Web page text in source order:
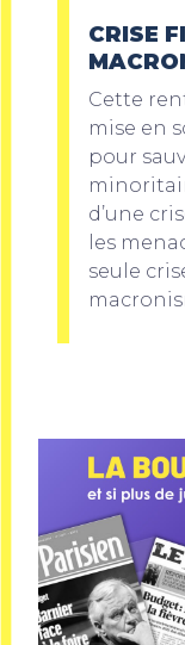
CRISE
Cette
mise en
pour
d’une
les
seule